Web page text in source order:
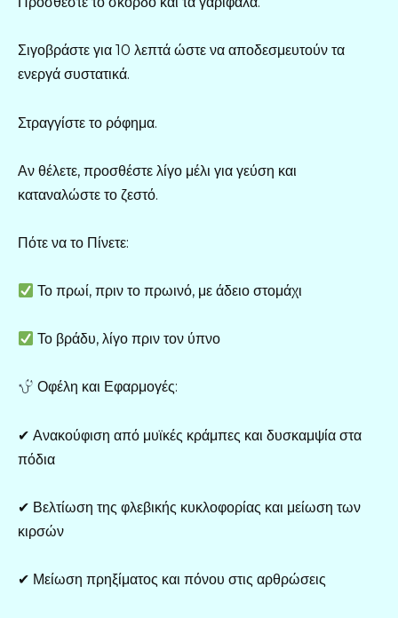
Σιγοβράστε για 10 λεπτά ώστε να αποδεσμευτούν τα
ενεργά συστατικά.
Στραγγίστε το ρόφημα.
Αν θέλετε, προσθέστε λίγο μέλι για γεύση και
καταναλώστε το ζεστό.
Πότε να το Πίνετε:
Το πρωί, πριν το πρωινό, με άδειο στομάχι
Το βράδυ, λίγο πριν τον ύπνο
Οφέλη και Εφαρμογές:
✔ Ανακούφιση από μυϊκές κράμπες και δυσκαμψία στα
πόδια
✔ Βελτίωση της φλεβικής κυκλοφορίας και μείωση των
κιρσών
✔ Μείωση πρηξίματος και πόνου στις αρθρώσεις